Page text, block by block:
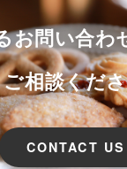
お問い合わ
ご相談くだ
CONTACT US